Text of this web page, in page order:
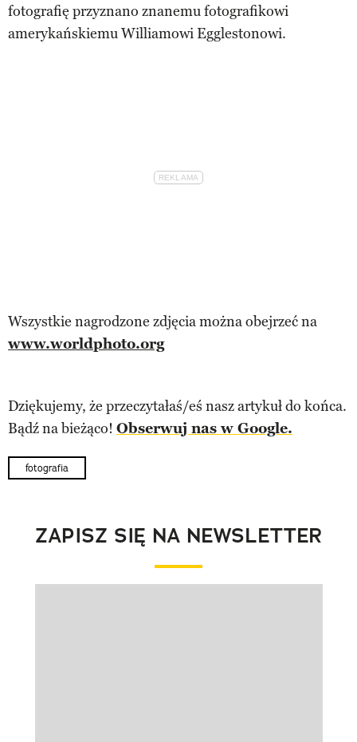
fotografię przyznano znanemu fotografikowi
amerykańskiemu Williamowi Egglestonowi.
Wszystkie nagrodzone zdjęcia można obejrzeć na
www.worldphoto.org
Dziękujemy, że przeczytałaś/eś nasz artykuł do końca.
Bądź na bieżąco! Obserwuj nas w Google.
fotografia
ZAPISZ SIĘ NA NEWSLETTER